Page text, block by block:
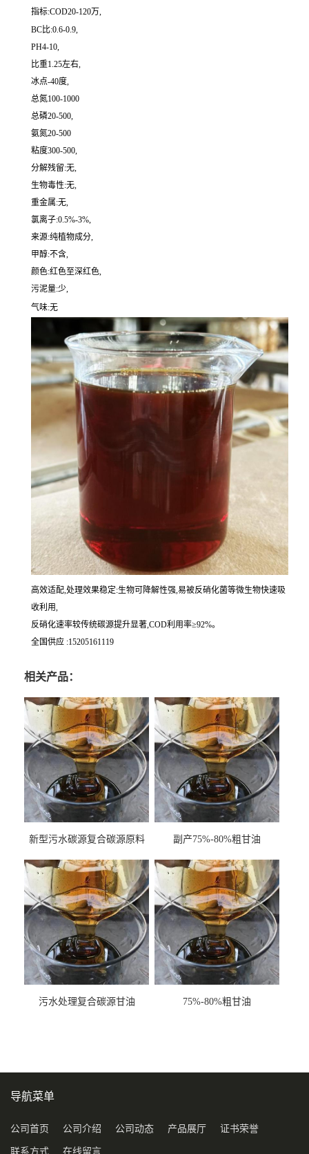
指标:COD20-120万,
BC比:0.6-0.9,
PH4-10,
比重1.25左右,
冰点-40度,
总氮100-1000
总磷20-500,
氨氮20-500
粘度300-500,
分解残留:无,
生物毒性:无,
重金属:无,
氯离子:0.5%-3%,
来源:纯植物成分,
甲醇:不含,
颜色:红色至深红色,
污泥量:少,
气味:无
高效适配,处理效果稳定:生物可降解性强,易被反硝化菌等微生物快速吸
收利用,
反硝化速率较传统碳源提升显著,COD利用率≥92%。
全国供应 :15205161119
相关产品：
新型污水碳源复合碳源原料
副产75%-80%粗甘油
污水处理复合碳源甘油
75%-80%粗甘油
导航菜单
公司首页 公司介绍 公司动态 产品展厅 证书荣誉
联系方式 在线留言